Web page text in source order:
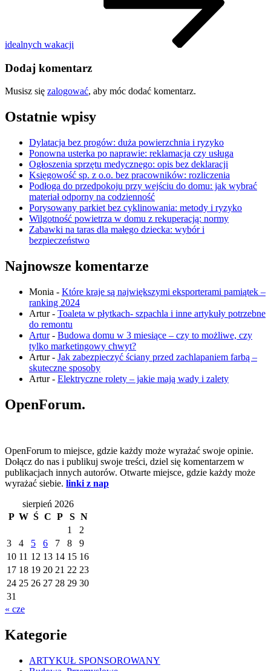
idealnych wakacji
Dodaj komentarz
Musisz się zalogować, aby móc dodać komentarz.
Ostatnie wpisy
Dylatacja bez progów: duża powierzchnia i ryzyko
Ponowna usterka po naprawie: reklamacja czy usługa
Ogłoszenia sprzętu medycznego: opis bez deklaracji
Księgowość sp. z o.o. bez pracowników: rozliczenia
Podłoga do przedpokoju przy wejściu do domu: jak wybrać
materiał odporny na codzienność
Porysowany parkiet bez cyklinowania: metody i ryzyko
Wilgotność powietrza w domu z rekuperacją: normy
Zabawki na taras dla małego dziecka: wybór i
bezpieczeństwo
Najnowsze komentarze
Monia - Które kraje są największymi eksporterami pamiątek –
ranking 2024
Artur- Toaleta w płytkach- szpachla i inne artykuły potrzebne
do remontu
Artur- Budowa domu w 3 miesiące – czy to możliwe, czy
tylko marketingowy chwyt?
Artur- Jak zabezpieczyć ściany przed zachlapaniem farbą –
skuteczne sposoby
Artur- Elektryczne rolety – jakie mają wady i zalety
OpenForum.
OpenForum to miejsce, gdzie każdy może wyrażać swoje opinie.
Dołącz do nas i publikuj swoje treści, dziel się komentarzem w
publikacjach innych autorów. Otwarte miejsce, gdzie każdy może
wyrażać siebie. linki z nap
sierpień 2026
P W Ś C P S N
1
2
3
4 5 6 7 8
9
10 11 12 13 14 15 16
17 18 19 20 21 22 23
24 25 26 27 28 29 30
31
« cze
Kategorie
ARTYKUŁ SPONSOROWANY